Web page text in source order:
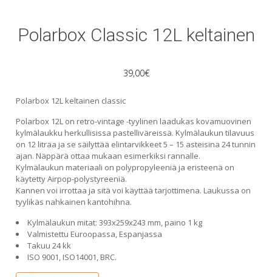
Polarbox Classic 12L keltainen
39,00€
Polarbox 12L keltainen classic
Polarbox 12L on retro-vintage -tyylinen laadukas kovamuovinen
kylmälaukku herkullisissa pastelliväreissä. Kylmälaukun tilavuus
on 12 litraa ja se säilyttää elintarvikkeet 5 – 15 asteisina 24 tunnin
ajan. Näppärä ottaa mukaan esimerkiksi rannalle.
Kylmälaukun materiaali on polypropyleeniä ja eristeenä on
käytetty Airpop-polystyreeniä.
Kannen voi irrottaa ja sitä voi käyttää tarjottimena. Laukussa on
tyylikäs nahkainen kantohihna.
Kylmälaukun mitat: 393x259x243 mm, paino 1 kg
Valmistettu Euroopassa, Espanjassa
Takuu 24 kk
ISO 9001, ISO14001, BRC.